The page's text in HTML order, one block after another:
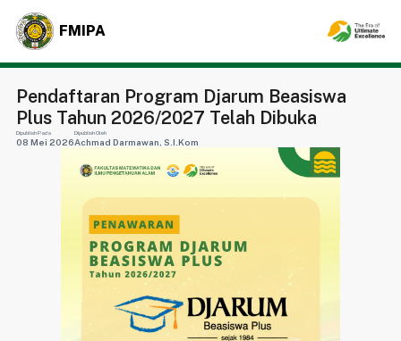
FMIPA
Pendaftaran Program Djarum Beasiswa
Plus Tahun 2026/2027 Telah Dibuka
Dipublish Pada
08 Mei 2026
Dipublish Oleh
Achmad Darmawan, S.I.Kom